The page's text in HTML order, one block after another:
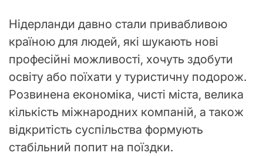
Нідерланди давно стали привабливою
країною для людей, які шукають нові
професійні можливості, хочуть здобути
освіту або поїхати у туристичну подорож.
Розвинена економіка, чисті міста, велика
кількість міжнародних компаній, а також
відкритість суспільства формують
стабільний попит на поїздки.